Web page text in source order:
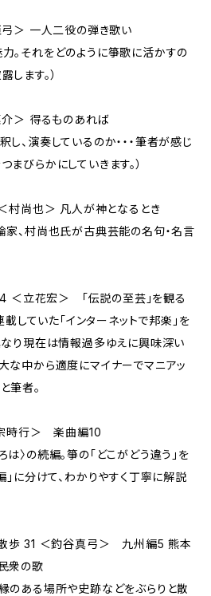
＞ 一人二役の弾き歌い
。それをどのように箏歌に活かすの
ます。）
＞ 得るものあれば
し、演奏しているのか・・・筆者が感じ
びらかにしていきます。）
村尚也＞ 凡人が神となるとき
家、村尚也氏が古典芸能の名句・名言
＜立花宏＞ 「伝説の至芸」を観る
ていた「インターネットで邦楽」を
なり現在は情報過多ゆえに興味深い
な中から適度にマイナーでマニアッ
筆者。
時行＞ 楽曲編10
は〉の続編。箏の「どこがどう違う」を
」に分けて、わかりやすく丁寧に解説
歩 31 ＜釣谷真弓＞ 九州編5 熊本
衆の歌
のある場所や史跡などをぶらりと散